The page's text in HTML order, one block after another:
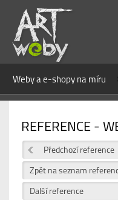
Weby a e-shopy na míru
REFERENCE -
Předchozí reference
Zpět na seznam
Další reference